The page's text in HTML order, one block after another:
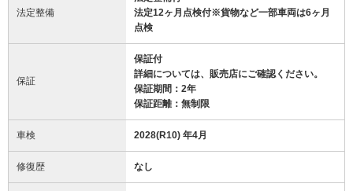
法定整備
法定12ヶ月点検付※貨物など一部車両は6ヶ月
点検
保証
保証付
詳細については、販売店にご確認ください。
保証期間：2年
保証距離：無制限
車検 2028(R10) 年4月
修復歴 なし